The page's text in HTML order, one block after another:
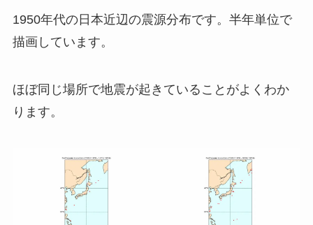
1950年代の日本近辺の震源分布です。半年単位で
描画しています。
ほぼ同じ場所で地震が起きていることがよくわか
ります。